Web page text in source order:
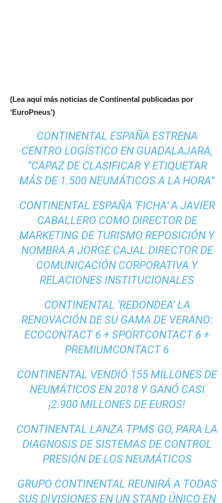
(Lea aquí más noticias de Continental publicadas por
‘EuroPneus’)
CONTINENTAL ESPAÑA ESTRENA
CENTRO LOGÍSTICO EN GUADALAJARA,
“CAPAZ DE CLASIFICAR Y ETIQUETAR
MÁS DE 1.500 NEUMÁTICOS A LA HORA”
CONTINENTAL ESPAÑA ‘FICHA’ A JAVIER
CABALLERO COMO DIRECTOR DE
MARKETING DE TURISMO REPOSICIÓN Y
NOMBRA A JORGE CAJAL DIRECTOR DE
COMUNICACIÓN CORPORATIVA Y
RELACIONES INSTITUCIONALES
CONTINENTAL ‘REDONDEA’ LA
RENOVACIÓN DE SU GAMA DE VERANO:
ECOCONTACT 6 + SPORTCONTACT 6 +
PREMIUMCONTACT 6
CONTINENTAL VENDIÓ 155 MILLONES DE
NEUMÁTICOS EN 2018 Y GANÓ CASI
¡2.900 MILLONES DE EUROS!
CONTINENTAL LANZA TPMS GO, PARA LA
DIAGNOSIS DE SISTEMAS DE CONTROL
PRESIÓN DE LOS NEUMÁTICOS
GRUPO CONTINENTAL REUNIRÁ A TODAS
SUS DIVISIONES EN UN STAND ÚNICO EN